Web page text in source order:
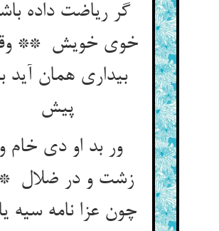
گر ریاضت داده
خوی خویش **
بیداری همان آید
پیش
ور بد او دی خام و
زشت و در ضلال
چون عزا نامه سیه